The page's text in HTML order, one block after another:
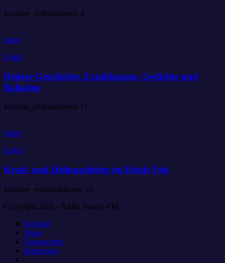
location_onBlaubeuren 4
today
Lokal
Heitere Geschichte, Erzählungen, Gedichte und
Balladen
location_on Blaubeuren 11
today
Lokal
Kraft- und Heilungslieder im Hohle Fels
location_onSchelklingen 15
Copyright 2026 - Radio Sunray-FM
Kontakt
Team
Datenschutz
Impressum